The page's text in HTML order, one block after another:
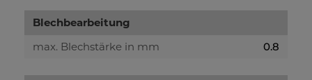
Blechbearbeitung
max. Blechstärke in mm
0.8